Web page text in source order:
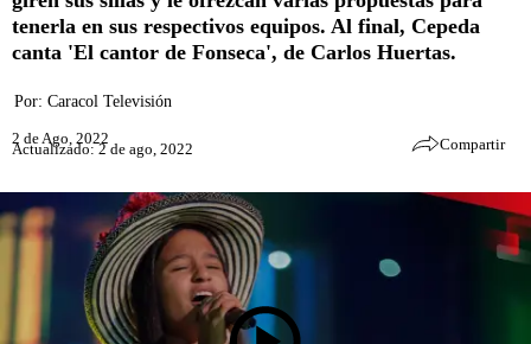
tenerla en sus respectivos equipos. Al final, Cepeda
canta 'El cantor de Fonseca', de Carlos Huertas.
Por: Caracol Televisión
2 de Ago, 2022
Actualizado: 2 de ago, 2022 Compartir